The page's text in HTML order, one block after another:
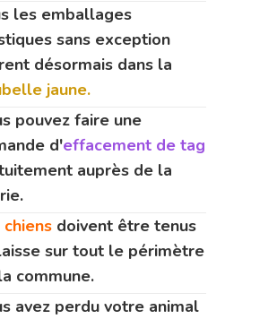
les emballages
sans exception
désormais dans la
jaune.
pouvez faire une
d'effacement de tag
auprès de la
chiens doivent être tenus
sur tout le périmètre
commune.
avez perdu votre animal